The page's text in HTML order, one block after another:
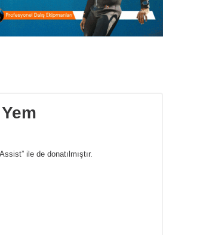
ile de donatılmıştır.